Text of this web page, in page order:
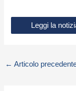
Leggi la
← Articolo